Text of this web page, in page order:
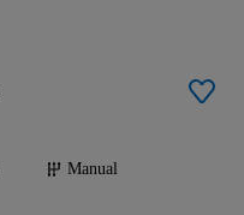
Manual